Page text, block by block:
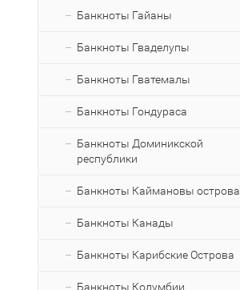
Банкноты Гайаны
Банкноты Гваделупы
Банкноты Гватемалы
Банкноты Гондураса
Банкноты Доминикской
республики
Банкноты Каймановы острова
Банкноты Канады
Банкноты Карибские Острова
Банкноты Колумбии